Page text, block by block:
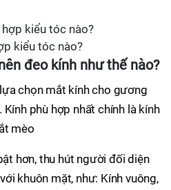
kiểu tóc nào?
đeo kính như thế nào?
chọn mắt kính cho gương
phù hợp nhất chính là kính
mèo
hơn, thu hút người đối diện
khuôn mặt, như: Kính vuông,